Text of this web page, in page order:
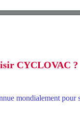
CYCLOVAC ?
mondialement pour